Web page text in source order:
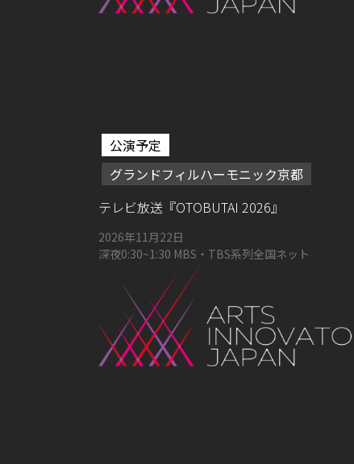
公演予定
グランドフィルハーモニック京都
テレビ放送『OTOBUTAI 2026』
2026年11月22日
深夜0:30~1:30 MBS・TBS系列全国ネット